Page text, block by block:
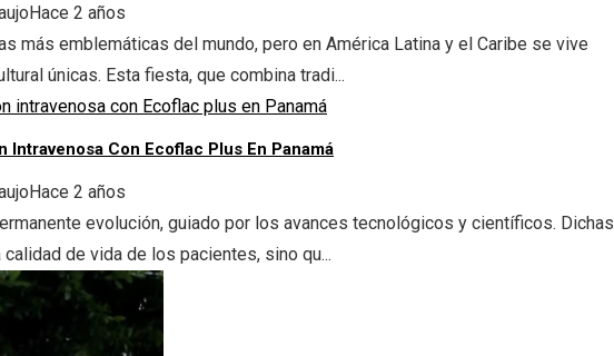
Hace 2 años
más emblemáticas del mundo, pero en América Latina y el Caribe se vive
únicas. Esta fiesta, que combina tradi...
Con Ecoflac Plus En Panamá
Hace 2 años
evolución, guiado por los avances tecnológicos y científicos. Dichas
de vida de los pacientes, sino qu...